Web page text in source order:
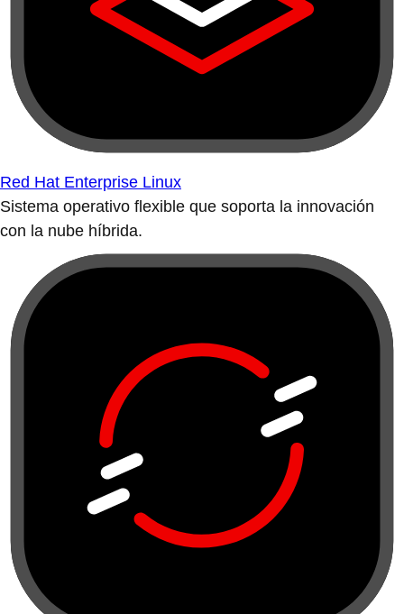
Red Hat Enterprise Linux
Sistema operativo flexible que soporta la innovación
con la nube híbrida.